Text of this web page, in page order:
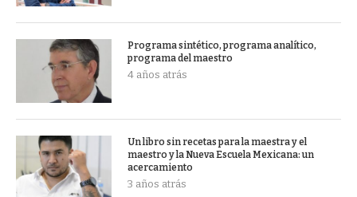
Programa sintético, programa analítico,
programa del maestro
4 años atrás
Un libro sin recetas para la maestra y el
maestro y la Nueva Escuela Mexicana: un
acercamiento
3 años atrás